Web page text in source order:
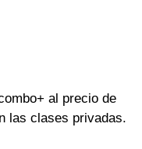
al precio de
las clases privadas.